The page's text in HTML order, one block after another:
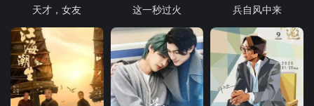
天才，女友 这一秒过火 兵自风中来